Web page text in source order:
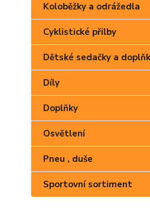
Koloběžky a odrážedla
Cyklistické přilby
Dětské sedačky a
Díly
Doplňky
Osvětlení
Pneu , duše
Sportovní sortiment